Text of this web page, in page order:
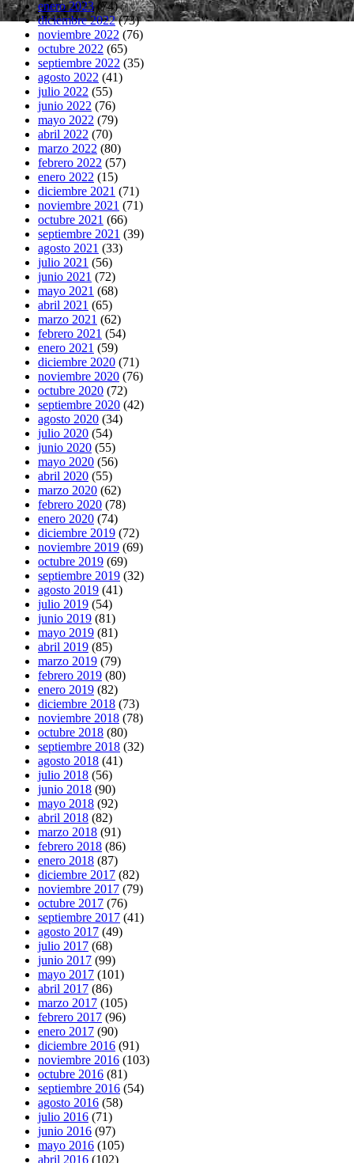
enero 2023(74)
diciembre 2022(73)
noviembre 2022 (76)
octubre 2022 (65)
septiembre 2022 (35)
agosto 2022 (41)
julio 2022 (55)
junio 2022 (76)
mayo 2022 (79)
abril 2022 (70)
marzo 2022 (80)
febrero 2022 (57)
enero 2022 (15)
diciembre 2021 (71)
noviembre 2021 (71)
octubre 2021 (66)
septiembre 2021 (39)
agosto 2021 (33)
julio 2021 (56)
junio 2021 (72)
mayo 2021 (68)
abril 2021 (65)
marzo 2021 (62)
febrero 2021 (54)
enero 2021 (59)
diciembre 2020 (71)
noviembre 2020 (76)
octubre 2020 (72)
septiembre 2020 (42)
agosto 2020 (34)
julio 2020 (54)
junio 2020 (55)
mayo 2020 (56)
abril 2020 (55)
marzo 2020 (62)
febrero 2020 (78)
enero 2020 (74)
diciembre 2019 (72)
noviembre 2019 (69)
octubre 2019 (69)
septiembre 2019 (32)
agosto 2019 (41)
julio 2019 (54)
junio 2019 (81)
mayo 2019 (81)
abril 2019 (85)
marzo 2019 (79)
febrero 2019 (80)
enero 2019 (82)
diciembre 2018 (73)
noviembre 2018 (78)
octubre 2018 (80)
septiembre 2018 (32)
agosto 2018 (41)
julio 2018 (56)
junio 2018 (90)
mayo 2018 (92)
abril 2018 (82)
marzo 2018 (91)
febrero 2018 (86)
enero 2018 (87)
diciembre 2017 (82)
noviembre 2017 (79)
octubre 2017 (76)
septiembre 2017 (41)
agosto 2017 (49)
julio 2017 (68)
junio 2017 (99)
mayo 2017 (101)
abril 2017 (86)
marzo 2017 (105)
febrero 2017 (96)
enero 2017 (90)
diciembre 2016 (91)
noviembre 2016 (103)
octubre 2016 (81)
septiembre 2016 (54)
agosto 2016 (58)
julio 2016 (71)
junio 2016 (97)
mayo 2016 (105)
abril 2016 (102)